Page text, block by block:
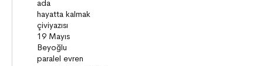
DESTANLAR
SANAT
DEĞERLERİMİZ
ÇOCUK DÜNYASI
TARİH